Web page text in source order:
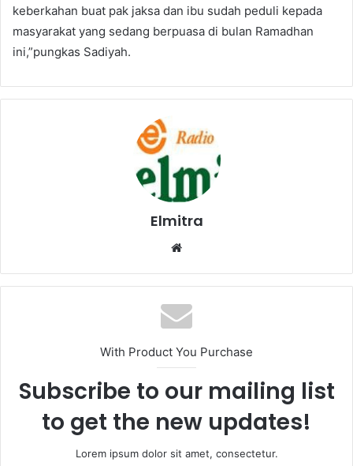
keberkahan buat pak jaksa dan ibu sudah peduli kepada
masyarakat yang sedang berpuasa di bulan Ramadhan
ini,”pungkas Sadiyah.
Elmitra
Website
With Product You Purchase
Subscribe to our mailing list
to get the new updates!
Lorem ipsum dolor sit amet, consectetur.